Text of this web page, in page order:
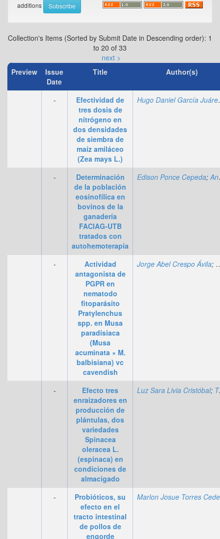
additions
Collection's Items (Sorted by Submit Date in Descending order): 1
to 20 of 33
next >
Preview
Issue
Date
Title Author(s)
-
Efectividad de
tres dosis de
nitrógeno en
dos densidades
de siembra de
maíz amiláceo
(Zea mays L.)
-
Determinación
de la población
eosinofílica en
bovinos de la
ganadería
FACIAG-UTB
tratados con
autohemoterapia
Edison Ponce Cepeda;Angel Casierra Cardenaz
-
Actividad
antagonista de
PGPR en
nematodo
fitoparásito
Pratylenchus
spp. en Musa
paradisiaca
(Musa
acuminata × M.
balbisiana) vc
cavendish
Jorge Abel Crespo Ávila;
-
Efecto tres
enraizadores en
producción de
plántulas, dos
variedades
Spinacea
oleracea L.
(espinaca) en
condiciones de
almacigado
Luz Sara Livia Cristóbal; Teresa Andrea Jorge Taipe
-
Probióticos, su
efecto en el
tracto intestinal
de pollos de
engorde